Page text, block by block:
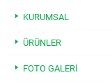
KURUMSAL
ÜRÜNLER
FOTO GALERI